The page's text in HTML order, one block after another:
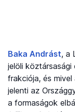
Baka Andrást, a
jelöli
frakciója, és
jelenti az
a formaságok